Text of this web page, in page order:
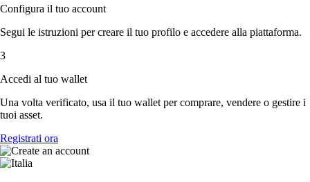
Configura il tuo account
Segui le istruzioni per creare il tuo profilo e accedere alla piattaforma.
3
Accedi al tuo wallet
Una volta verificato, usa il tuo wallet per comprare, vendere o gestire i
tuoi asset.
Registrati ora